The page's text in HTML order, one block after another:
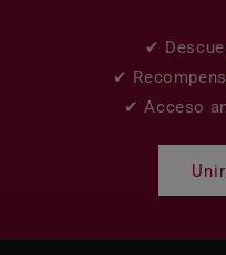
✔
✔
✔ Acceso